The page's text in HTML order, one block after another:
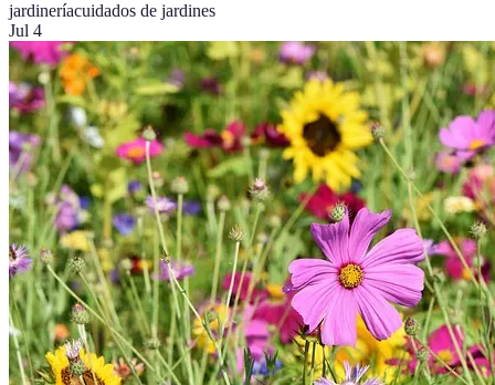
jardineríacuidados de jardines
Jul 4